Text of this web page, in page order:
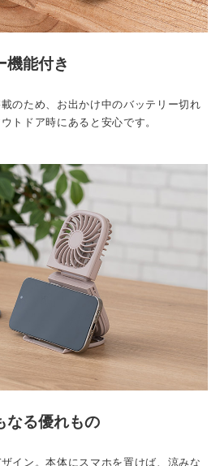
機能付き
のため、お出かけ中のバッテリー切れ
トドア時にあると安心です。
なる優れもの
イン。本体にスマホを置けば、涼みな